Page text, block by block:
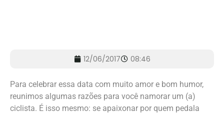
12/06/2017 08:46
Para celebrar essa data com muito amor e bom humor,
reunimos algumas razões para você namorar um (a)
ciclista. É isso mesmo: se apaixonar por quem pedala